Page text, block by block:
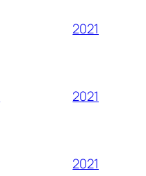
2021
2021
2021